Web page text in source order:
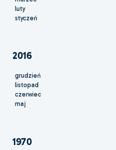
luty
styczeń
2016
grudzień
listopad
czerwiec
maj
1970